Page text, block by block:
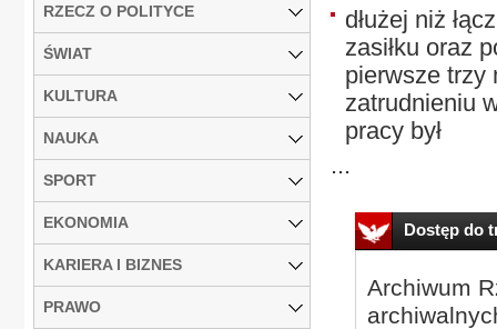
dłużej niż
zasiłku oraz
pierwsze trzy
zatrudnieniu
pracy był
...
Dostęp do
Archiwum
RZECZ O POLITYCE
ŚWIAT
KULTURA
NAUKA
SPORT
EKONOMIA
KARIERA I BIZNES
PRAWO